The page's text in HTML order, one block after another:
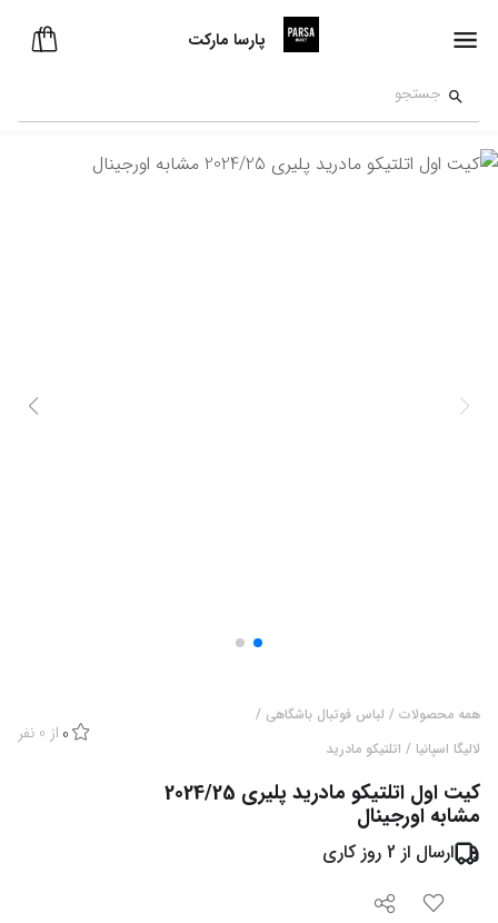
پارسا مارکت
همه محصولات / لباس فوتبال باشگاهی /
لالیگا اسپانیا / اتلتیکو مادرید
0 از 0 نفر
کیت اول اتلتیکو مادرید پلیری 2024/25
مشابه اورجینال
ارسال از 2 روز کاری